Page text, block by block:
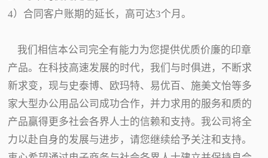
4）合同客户账期的延长，高可达3个月。
我们相信本公司完全有能力为您提供优质价廉的印章
产品。在科技高速发展的时代，我们与时俱进，不断求
新求变，现与史泰博、欧玛特、易优百、施美文怡等多
家大型办公用品公司成功合作，并力求用的服务和质的
产品赢得更多社会各界人士的信赖和支持。我公司将全
力以赴自身的发展与进步，请您继续给予关注和支持。